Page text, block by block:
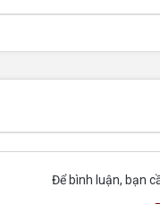
Để bình luận, bạn